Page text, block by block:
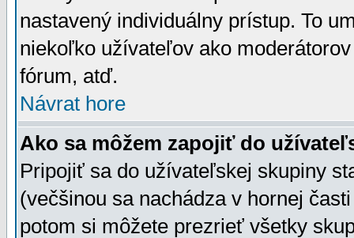
nastavený individuálny prístup. To
niekoľko užívateľov ako
fórum, atď.
Návrat hore
Ako sa môžem zapojiť do
Pripojiť sa do užívateľskej skupiny
(večšinou sa nachádza v hornej
potom si môžete prezrieť všetky